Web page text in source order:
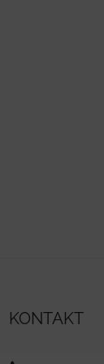
KONTAKT